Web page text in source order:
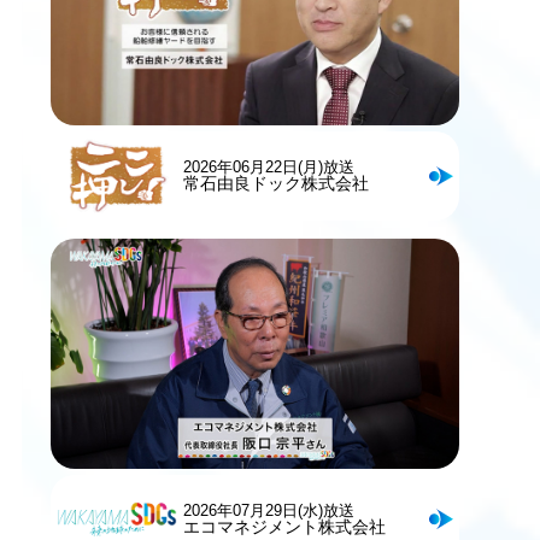
2026年06月22日(月)放送
常石由良ドック株式会社
2026年07月29日(水)放送
エコマネジメント株式会社